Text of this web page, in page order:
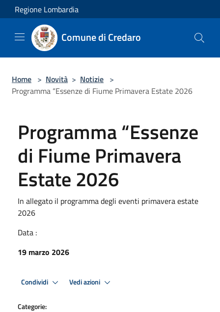
Salta al contenuto principale
Regione Lombardia
Comune di Credaro
Home > Novità > Notizie >
Programma “Essenze di Fiume Primavera Estate 2026
Programma “Essenze
di Fiume Primavera
Estate 2026
In allegato il programma degli eventi primavera estate
2026
Data :
19 marzo 2026
Condividi Vedi azioni
Categorie: